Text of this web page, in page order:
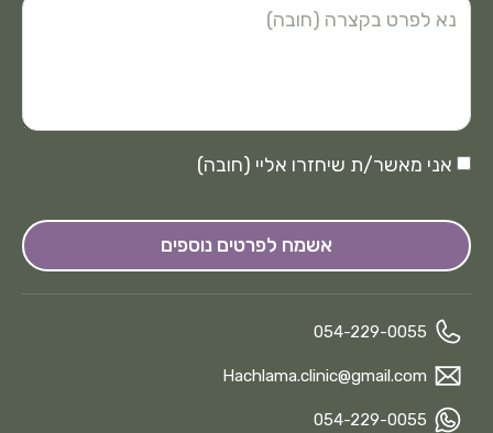
אני מאשר/ת שיחזרו אליי (חובה)
אשמח לפרטים נוספים
054-229-0055
Hachlama.clinic@gmail.com
054-229-0055